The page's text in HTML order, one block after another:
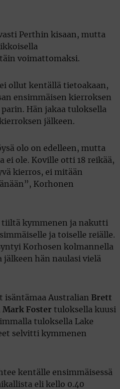
Perthin kisaan, mutta
voimattomaksi.
ollut kentällä tietoakaan,
ensimmäisen kierroksen
Hän jakaa tuloksella
jälkeen.
olo on edelleen, mutta
ei ole. Koville otti 18 reikää,
kierros, ei mitään
Korhonen
kymmenen ja nakutti
ja toiselle reiälle.
Korhosen kolmannella
jälkeen hän naulasi vielä
isäntämaa Australian
Brett
Mark Foster tuloksella kuusi
tuloksella Lake
selvitti kymmenen
kentälle ensimmäisessä
eli kello 0.40